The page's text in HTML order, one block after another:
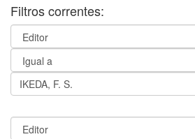
Filtros correntes: